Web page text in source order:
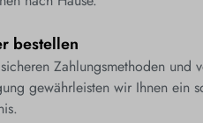
bestellen
Zahlungsmethoden und
gewährleisten wir Ihnen ein